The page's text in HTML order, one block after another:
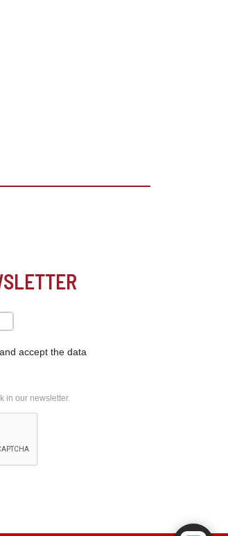
accept the data
in our newsletter.